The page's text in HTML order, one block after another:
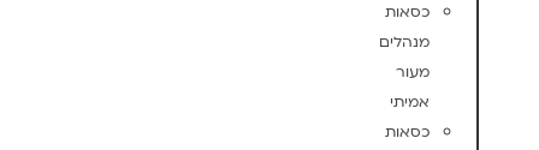
כסאות
מנהלים
מעור
אמיתי
כסאות